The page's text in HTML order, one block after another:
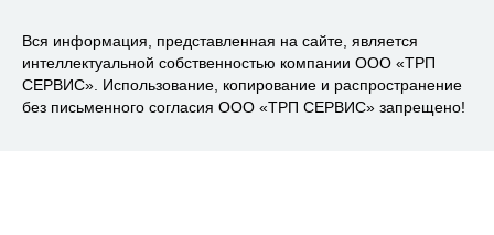
Вся информация, представленная на сайте, является
интеллектуальной собственностью компании ООО «ТРП
СЕРВИС». Использование, копирование и распространение
без письменного согласия ООО «ТРП СЕРВИС» запрещено!